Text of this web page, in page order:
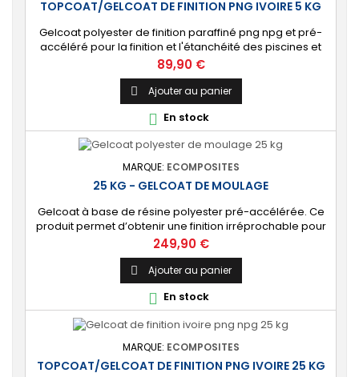
TOPCOAT/GELCOAT DE FINITION PNG IVOIRE 5 KG
Gelcoat polyester de finition paraffiné png npg et pré-
accéléré pour la finition et l'étanchéité des piscines et
bassins. [Finition] : Fournit une couche extérieure lisse
brillante qualité immersion. [Étanche] : Étanchéifie votre
stratification résine et fibre de verre. Livré avec son
catalyseur PMEC 10 cl
Prix
89,90 €
 Ajouter au panier
 En stock
MARQUE: ECOMPOSITES
25 KG - GELCOAT DE MOULAGE
Gelcoat à base de résine polyester pré-accélérée. Ce
produit permet d’obtenir une finition irréprochable pour
tout projet de fabrication de pièces composites en
moule : élément de carrosserie ou d’un bateau,
panneau plat, mobilier, objet d’art, etc. Couleur au choix.
🔝 [Finition de qualité] Fournit un revêtement à l’aspect
de surface parfaitement lisse,...
Prix
249,90 €
 Ajouter au panier
 En stock
MARQUE: ECOMPOSITES
TOPCOAT/GELCOAT DE FINITION PNG IVOIRE 25 KG